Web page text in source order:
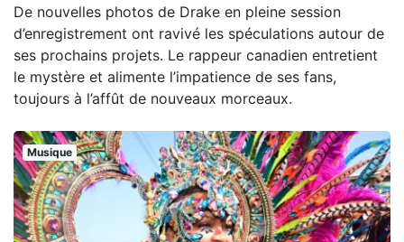
De nouvelles photos de Drake en pleine session
d’enregistrement ont ravivé les spéculations autour de
ses prochains projets. Le rappeur canadien entretient
le mystère et alimente l’impatience de ses fans,
toujours à l’affût de nouveaux morceaux.
Musique